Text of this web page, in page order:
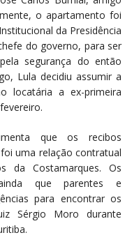
o apartamento foi
da Presidência
do governo, para ser
segurança do então
Lula decidiu assumir a
locatária a ex-primeira
que os recibos
uma relação contratual
da Costamarques. Os
que parentes e
para encontrar os
Sérgio Moro durante